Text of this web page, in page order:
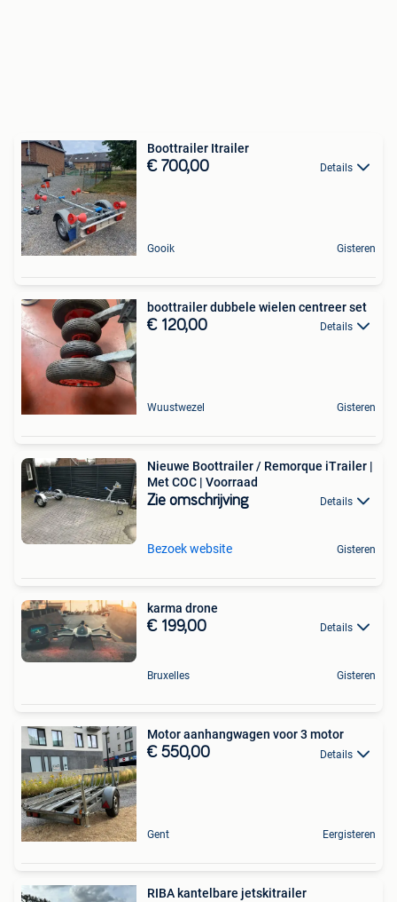
Boottrailer Itrailer
€ 700,00 Details
Gooik Gisteren
boottrailer dubbele wielen centreer set
€ 120,00 Details
Wuustwezel Gisteren
Nieuwe Boottrailer / Remorque iTrailer |
Met COC | Voorraad
Zie omschrijving Details
Bezoek website Gisteren
karma drone
€ 199,00 Details
Bruxelles Gisteren
Motor aanhangwagen voor 3 motor
€ 550,00 Details
Gent Eergisteren
RIBA kantelbare jetskitrailer